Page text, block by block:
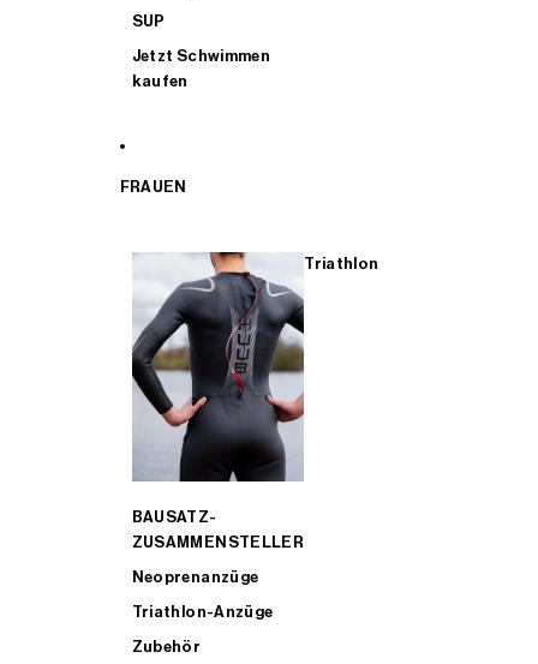
SUP
Jetzt Schwimmen
kaufen
FRAUEN
Triathlon
BAUSATZ-
ZUSAMMENSTELLER
Neoprenanzüge
Triathlon-Anzüge
Zubehör